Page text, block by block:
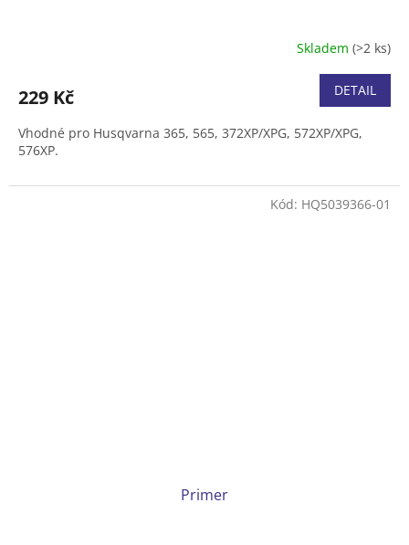
je
z
5
Skladem(>2 ks)
229 Kč DETAIL
Vhodné pro Husqvarna 365, 565, 372XP/XPG, 572XP/XPG,
576XP.
Primer
Kód: HQ5039366-01